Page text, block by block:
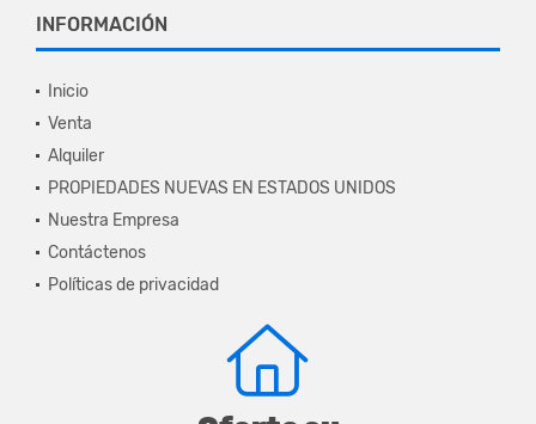
INFORMACIÓN
Inicio
Venta
Alquiler
PROPIEDADES NUEVAS EN ESTADOS UNIDOS
Nuestra Empresa
Contáctenos
Políticas de privacidad